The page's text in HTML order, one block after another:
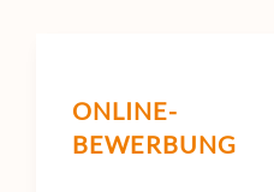
ONLINE-
BEWERBUNG